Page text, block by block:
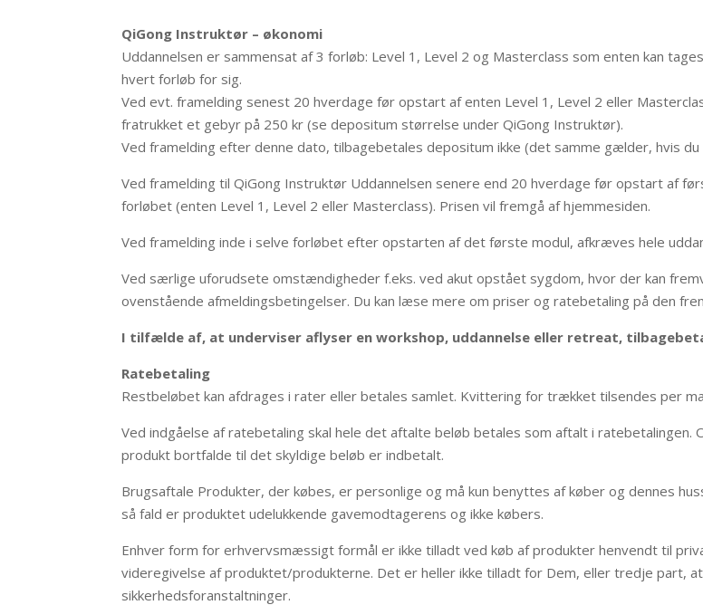
QiGong Instruktør – økonomi
Uddannelsen er sammensat af 3 forløb: Level 1, Level 2 og Masterclass som enten kan
hvert forløb for sig.
Ved evt. framelding senest 20 hverdage før opstart af enten Level 1, Level 2 eller
fratrukket et gebyr på 250 kr (se depositum størrelse under QiGong Instruktør).
Ved framelding efter denne dato, tilbagebetales depositum ikke (det samme gælder, hvis
Ved framelding til QiGong Instruktør Uddannelsen senere end 20 hverdage før opstart af
forløbet (enten Level 1, Level 2 eller Masterclass). Prisen vil fremgå af hjemmesiden.
Ved framelding inde i selve forløbet efter opstarten af det første modul, afkræves hele
Ved særlige uforudsete omstændigheder f.eks. ved akut opstået sygdom, hvor der kan
ovenstående afmeldingsbetingelser. Du kan læse mere om priser og ratebetaling på den
I tilfælde af, at underviser aflyser en workshop, uddannelse eller retreat,
Ratebetaling
Restbeløbet kan afdrages i rater eller betales samlet. Kvittering for trækket tilsendes per
Ved indgåelse af ratebetaling skal hele det aftalte beløb betales som aftalt i ratebetalingen.
produkt bortfalde til det skyldige beløb er indbetalt.
Brugsaftale Produkter, der købes, er personlige og må kun benyttes af køber og dennes
så fald er produktet udelukkende gavemodtagerens og ikke købers.
Enhver form for erhvervsmæssigt formål er ikke tilladt ved køb af produkter henvendt til
videregivelse af produktet/produkterne. Det er heller ikke tilladt for Dem, eller tredje part,
sikkerhedsforanstaltninger.